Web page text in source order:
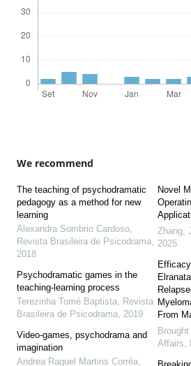
We recommend
The teaching of psychodramatic
pedagogy as a method for new
learning
Alexandra Sombrio Cardoso,
Revista Brasileira de Psicodrama,
2018
Psychodramatic games in the
teaching-learning process
Terezinha Tomé Baptista, Revista
Brasileira de Psicodrama, 2019
Video-games, psychodrama and
imagination
Andrea Raquel Martins Corrêa,
Novel
Zhang,
2025
From
Affairs,